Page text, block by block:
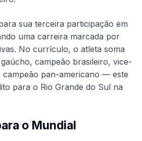
sua terceira participação em
uma carreira marcada por
No currículo, o atleta soma
campeão brasileiro, vice-
campeão pan-americano — este
para o Rio Grande do Sul na
o Mundial